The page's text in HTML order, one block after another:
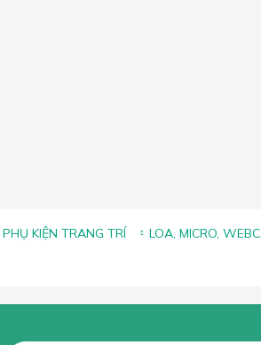
PHỤ KIỆN TRANG TRÍ LOA, MICRO,